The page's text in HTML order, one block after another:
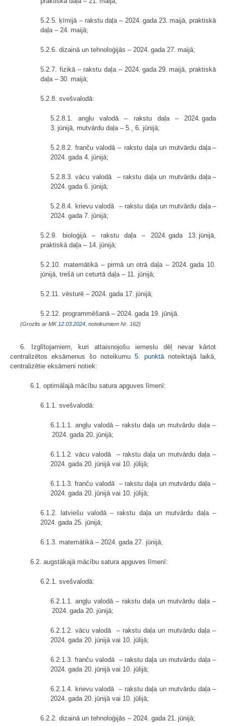
5.2.5. ķīmijā – rakstu daļa – 2024. gada 23. maijā, praktiskā
daļa – 24. maijā;
5.2.6. dizainā un tehnoloģijās – 2024. gada 27. maijā;
5.2.7. fizikā – rakstu daļa – 2024. gada 29. maijā, praktiskā
daļa – 30. maijā;
5.2.8. svešvalodā:
5.2.8.1. angļu valodā – rakstu daļa – 2024. gada
3. jūnijā, mutvārdu daļa – 5., 6. jūnijā;
5.2.8.2. franču valodā – rakstu daļa un mutvārdu daļa –
2024. gada 4. jūnijā;
5.2.8.3. vācu valodā – rakstu daļa un mutvārdu daļa –
2024. gada 6. jūnijā;
5.2.8.4. krievu valodā – rakstu daļa un mutvārdu daļa –
2024. gada 7. jūnijā;
5.2.9. bioloģijā – rakstu daļa – 2024. gada 13. jūnijā,
praktiskā daļa – 14. jūnijā;
5.2.10. matemātikā – pirmā un otrā daļa – 2024. gada 10.
jūnijā, trešā un ceturtā daļa – 11. jūnijā;
5.2.11. vēsturē – 2024. gada 17. jūnijā;
5.2.12. programmēšanā – 2024. gada 19. jūnijā.
(Grozīts ar MK 12.03.2024. noteikumiem Nr. 162)
6. Izglītojamiem, kuri attaisnojošu iemeslu dēļ nevar kārtot
centralizētos eksāmenus šo noteikumu 5. punktā noteiktajā laikā,
centralizētie eksāmeni notiek:
6.1. optimālajā mācību satura apguves līmenī:
6.1.1. svešvalodā:
6.1.1.1. angļu valodā – rakstu daļa un mutvārdu daļa –
2024. gada 20. jūnijā;
6.1.1.2. vācu valodā – rakstu daļa un mutvārdu daļa –
2024. gada 20. jūnijā vai 10. jūlijā;
6.1.1.3. franču valodā – rakstu daļa un mutvārdu daļa –
2024. gada 20. jūnijā vai 10. jūlijā;
6.1.2. latviešu valodā – rakstu daļa un mutvārdu daļa –
2024. gada 25. jūnijā;
6.1.3. matemātikā – 2024. gada 27. jūnijā;
6.2. augstākajā mācību satura apguves līmenī:
6.2.1. svešvalodā:
6.2.1.1. angļu valodā – rakstu daļa un mutvārdu daļa –
2024. gada 20. jūnijā;
6.2.1.2. vācu valodā – rakstu daļa un mutvārdu daļa –
2024. gada 20. jūnijā vai 10. jūlijā;
6.2.1.3. franču valodā – rakstu daļa un mutvārdu daļa –
2024. gada 20. jūnijā vai 10. jūlijā;
6.2.1.4. krievu valodā – rakstu daļa un mutvārdu daļa –
2024. gada 20. jūnijā vai 10. jūlijā;
6.2.2. dizainā un tehnoloģijās – 2024. gada 21. jūnijā;